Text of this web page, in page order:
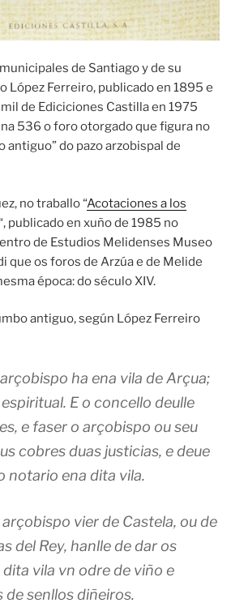
de Santiago y de su
López Ferreiro, publicado en 1895 e
de Ediciciones Castilla en 1975
536 o foro otorgado que figura no
antiguo” do pazo arzobispal de
no traballo “Acotaciones a los
publicado en xuño de 1985 no
de Estudios Melidenses Museo
que os foros de Arzúa e de Melide
época: do século XIV.
antiguo, según López Ferreiro
ha ena vila de Arçua;
E o concello deulle
e faser o arçobispo ou seu
cobres duas justicias, e deue
notario ena dita vila.
vier de Castela, ou de
del Rey, hanlle de dar os
vila vn odre de viño e
de senllos diñeiros.